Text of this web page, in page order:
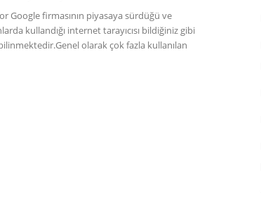
Google firmasının piyasaya sürdüğü ve
kullandığı internet tarayıcısı bildiğiniz gibi
olarak çok fazla kullanılan